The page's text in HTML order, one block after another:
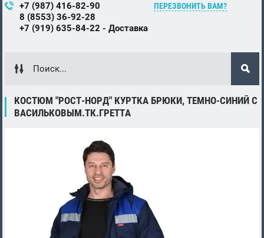
+7 (987) 416-82-90
8 (8553) 36-92-28
+7 (919) 635-84-22 - Доставка
ПЕРЕЗВОНИТЬ ВАМ?
КОСТЮМ "РОСТ-НОРД" КУРТКА БРЮКИ, ТЕМНО-СИНИЙ С
ВАСИЛЬКОВЫМ.ТК.ГРЕТТА